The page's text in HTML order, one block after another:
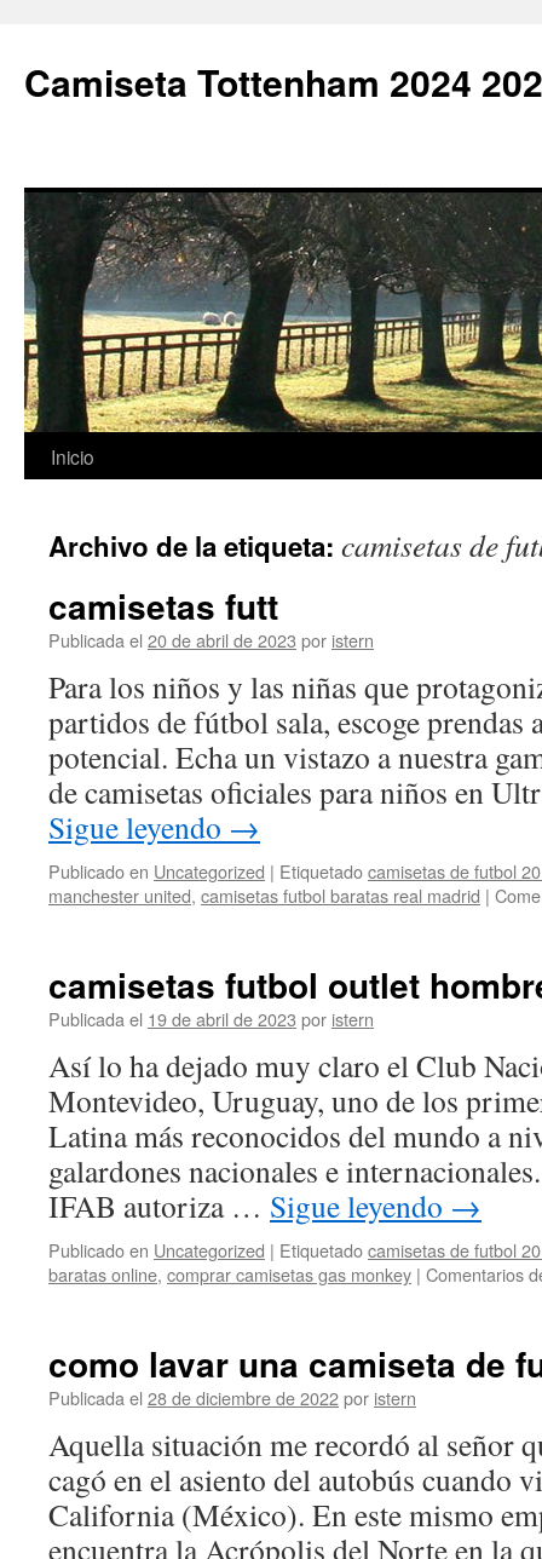
Camiseta Tottenham 2024
Saltar
contenido
Inicio
Archivo de la etiqueta: camisetas de
camisetas futt
Publicada el 20 de abril de 2023 por istern
Para los niños y las niñas que
partidos de fútbol sala, escoge prendas
potencial. Echa un vistazo a nuestra
de camisetas oficiales para niños en
Sigue leyendo →
Publicado en Uncategorized | Etiquetadocamisetas de futbol
manchester united, camisetas futbol baratas real madrid |
camisetas futbol outlet
Publicada el 19 de abril de 2023 por istern
Así lo ha dejado muy claro el Club
Montevideo, Uruguay, uno de los
Latina más reconocidos del mundo a
galardones nacionales e
IFAB autoriza … Sigue leyendo →
Publicado en Uncategorized | Etiquetadocamisetas de futbol
baratas online, comprar camisetas gas monkey | Comentarios
como lavar una camiseta de
Publicada el 28 de diciembre de 2022por istern
Aquella situación me recordó al señor
cagó en el asiento del autobús cuando
California (México). En este mismo
encuentra la Acrópolis del Norte en la